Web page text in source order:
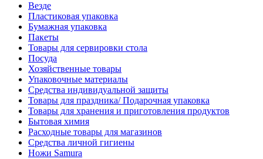
Везде
Пластиковая упаковка
Бумажная упаковка
Пакеты
Товары для сервировки стола
Посуда
Хозяйственные товары
Упаковочные материалы
Средства индивидуальной защиты
Товары для праздника/ Подарочная упаковка
Товары для хранения и приготовления продуктов
Бытовая химия
Расходные товары для магазинов
Средства личной гигиены
Ножи Samura